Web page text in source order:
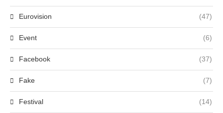
Eurovision (47)
Event (6)
Facebook (37)
Fake (7)
Festival (14)